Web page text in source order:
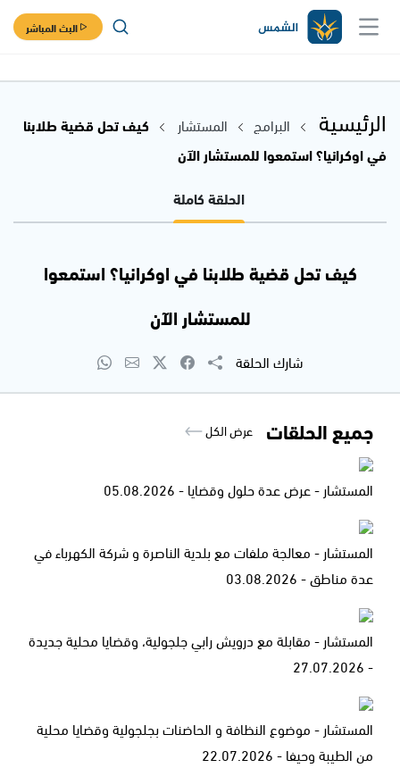
البث المباشر
الرئيسية البرامج المستشار
كيف تحل قضية طلابنا
في اوكرانيا؟ استمعوا للمستشار الآن
الحلقة كاملة
كيف تحل قضية طلابنا في اوكرانيا؟ استمعوا
للمستشار الآن
شارك الحلقة
جميع الحلقات عرض الكل
المستشار - عرض عدة حلول وقضايا - 05.08.2026
المستشار - معالجة ملفات مع بلدية الناصرة و شركة الكهرباء في
عدة مناطق - 03.08.2026
المستشار - مقابلة مع درويش رابي جلجولية، وقضايا محلية جديدة
- 27.07.2026
المستشار - موضوع النظافة و الحاضنات بجلجولية وقضايا محلية
من الطيبة وحيفا - 22.07.2026